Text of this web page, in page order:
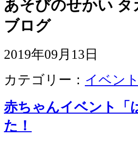
あそびのせかい
ブログ
2019年09月13日
カテゴリー： イベント
赤ちゃんイベント「
た！